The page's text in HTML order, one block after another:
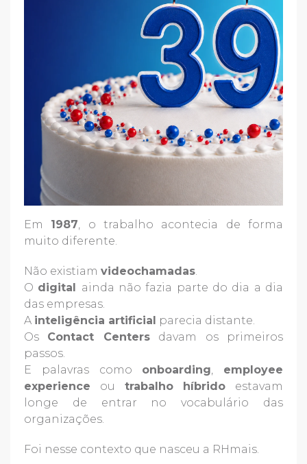
Em 1987 , o trabalho acontecia de forma
muito diferente.
Não existiam videochamadas
O digital ainda não fazia parte do dia a dia
das empresas.
A inteligência artificial parecia distante.
Os Contact Centersdavam os primeiros
passos.
E palavras como onboarding
employee
experience ou trabalho híbrido estavam
longe de entrar no vocabulário das
organizações.
Foi nesse contexto que nasceu a RHmais.